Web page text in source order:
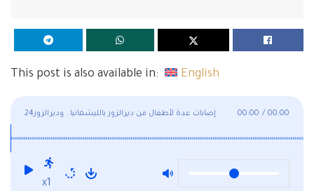
This post is also available in: English
إصابات عدة لأطفال من ديرالزور بالليشمانيا.. وديرالزور24 00:00 / 00:00
x1